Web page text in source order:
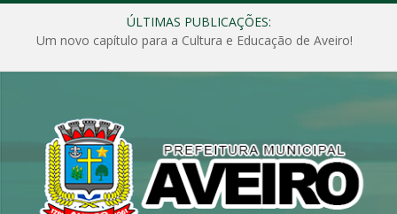
ÚLTIMAS PUBLICAÇÕES:
Um novo capítulo para a Cultura e Educação de Aveiro!